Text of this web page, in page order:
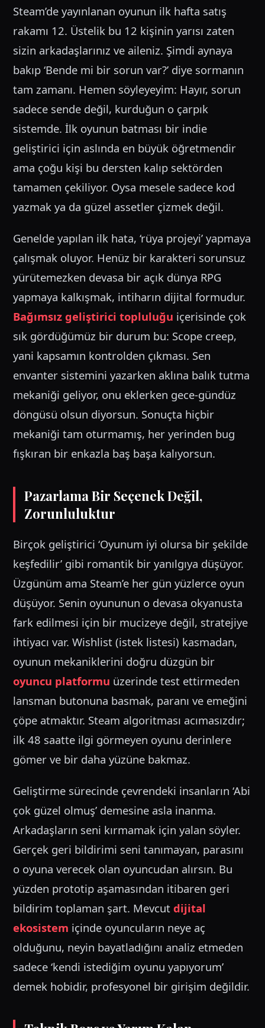
Steam’de yayınlanan oyunun ilk hafta satış
rakamı 12. Üstelik bu 12 kişinin yarısı zaten
sizin arkadaşlarınız ve aileniz. Şimdi aynaya
bakıp ‘Bende mi bir sorun var?’ diye sormanın
tam zamanı. Hemen söyleyeyim: Hayır, sorun
sadece sende değil, kurduğun o çarpık
sistemde. İlk oyunun batması bir indie
geliştirici için aslında en büyük öğretmendir
ama çoğu kişi bu dersten kalıp sektörden
tamamen çekiliyor. Oysa mesele sadece kod
yazmak ya da güzel assetler çizmek değil.
Genelde yapılan ilk hata, ‘rüya projeyi’ yapmaya
çalışmak oluyor. Henüz bir karakteri sorunsuz
yürütemezken devasa bir açık dünya RPG
yapmaya kalkışmak, intiharın dijital formudur.
Bağımsız geliştirici topluluğu içerisinde çok
sık gördüğümüz bir durum bu: Scope creep,
yani kapsamın kontrolden çıkması. Sen
envanter sistemini yazarken aklına balık tutma
mekaniği geliyor, onu eklerken gece-gündüz
döngüsü olsun diyorsun. Sonuçta hiçbir
mekaniği tam oturmamış, her yerinden bug
fışkıran bir enkazla baş başa kalıyorsun.
Pazarlama Bir Seçenek Değil,
Zorunluluktur
Birçok geliştirici ‘Oyunum iyi olursa bir şekilde
keşfedilir’ gibi romantik bir yanılgıya düşüyor.
Üzgünüm ama Steam’e her gün yüzlerce oyun
düşüyor. Senin oyununun o devasa okyanusta
fark edilmesi için bir mucizeye değil, stratejiye
ihtiyacı var. Wishlist (istek listesi) kasmadan,
oyunun mekaniklerini doğru düzgün bir
oyuncu platformu üzerinde test ettirmeden
lansman butonuna basmak, paranı ve emeğini
çöpe atmaktır. Steam algoritması acımasızdır;
ilk 48 saatte ilgi görmeyen oyunu derinlere
gömer ve bir daha yüzüne bakmaz.
Geliştirme sürecinde çevrendeki insanların ‘Abi
çok güzel olmuş’ demesine asla inanma.
Arkadaşların seni kırmamak için yalan söyler.
Gerçek geri bildirimi seni tanımayan, parasını
o oyuna verecek olan oyuncudan alırsın. Bu
yüzden prototip aşamasından itibaren geri
bildirim toplaman şart. Mevcutdijital
ekosistem içinde oyuncuların neye aç
olduğunu, neyin bayatladığını analiz etmeden
sadece ‘kendi istediğim oyunu yapıyorum’
demek hobidir, profesyonel bir girişim değildir.